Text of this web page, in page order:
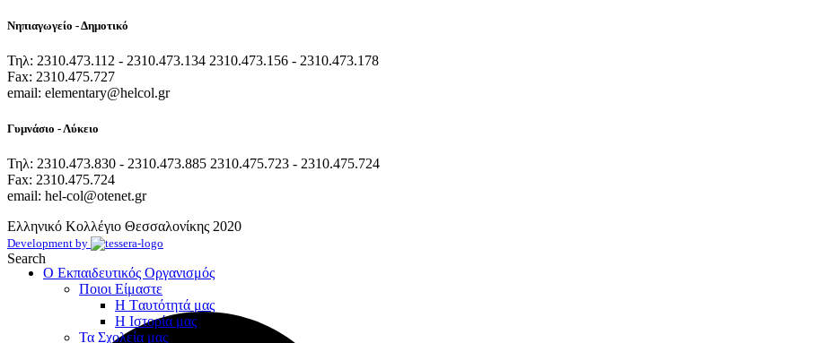
Νηπιαγωγείο - Δημοτικό
Τηλ: 2310.473.112 - 2310.473.134 2310.473.156 - 2310.473.178
Fax: 2310.475.727
email: elementary@helcol.gr
Γυμνάσιο - Λύκειο
Τηλ: 2310.473.830 - 2310.473.885 2310.475.723 - 2310.475.724
Fax: 2310.475.724
email: hel-col@otenet.gr
Ελληνικό Κολλέγιο Θεσσαλονίκης 2020
Development by
Search
Ο Εκπαιδευτικός Οργανισμός
Ποιοι Είμαστε
Η Tαυτότητά μας
Η Ιστορία μας
Τα Σχολεία μας